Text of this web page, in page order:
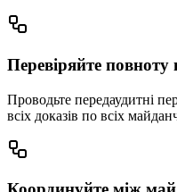
Перевіряйте повноту
Проводьте передаудитні
всіх доказів по всіх